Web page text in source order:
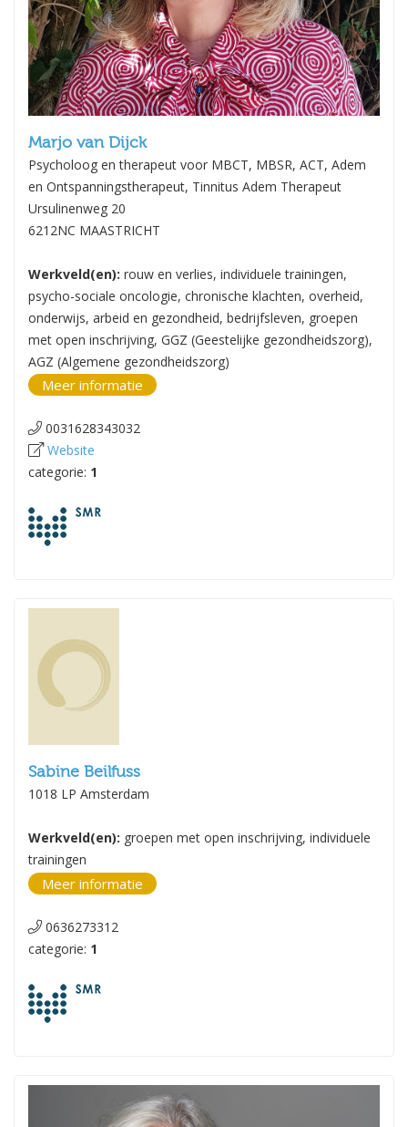
Marjo van Dijck
Psycholoog en therapeut voor MBCT, MBSR, ACT, Adem
en Ontspanningstherapeut, Tinnitus Adem Therapeut
Ursulinenweg 20
6212NC MAASTRICHT
Werkveld(en): rouw en verlies, individuele trainingen,
psycho-sociale oncologie, chronische klachten, overheid,
onderwijs, arbeid en gezondheid, bedrijfsleven, groepen
met open inschrijving, GGZ (Geestelijke gezondheidszorg),
AGZ (Algemene gezondheidszorg)
Meer informatie
0031628343032
Website
categorie: 1
Sabine Beilfuss
1018 LP Amsterdam
Werkveld(en): groepen met open inschrijving, individuele
trainingen
Meer informatie
0636273312
categorie: 1